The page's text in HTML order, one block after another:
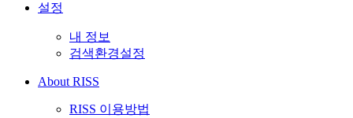
설정
내 정보
검색환경설정
About RISS
RISS 이용방법